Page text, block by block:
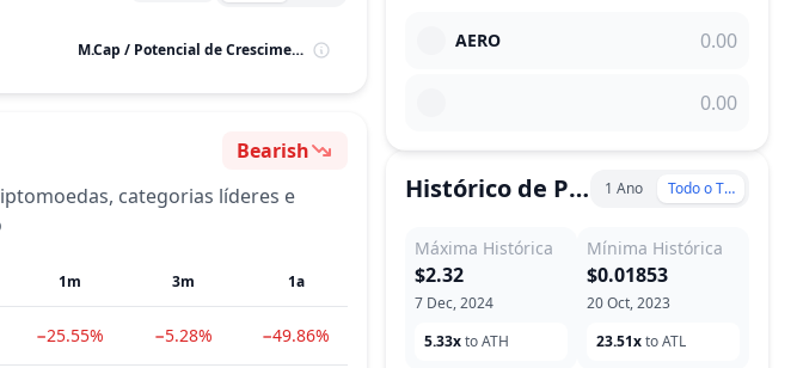
M.Cap / Potencial de Crescimento
Sentimento
Bearish
categorias líderes e
1m 3m 1a
−25.55% −5.28% −49.86%
AERO
Histórico de Preço 1 Ano Todo o Tempo
Máxima Histórica
7 Dec, 2024
$2.32
5.33xto ATH
Mínima Histórica
20 Oct, 2023
$0.01853
23.51xto ATL